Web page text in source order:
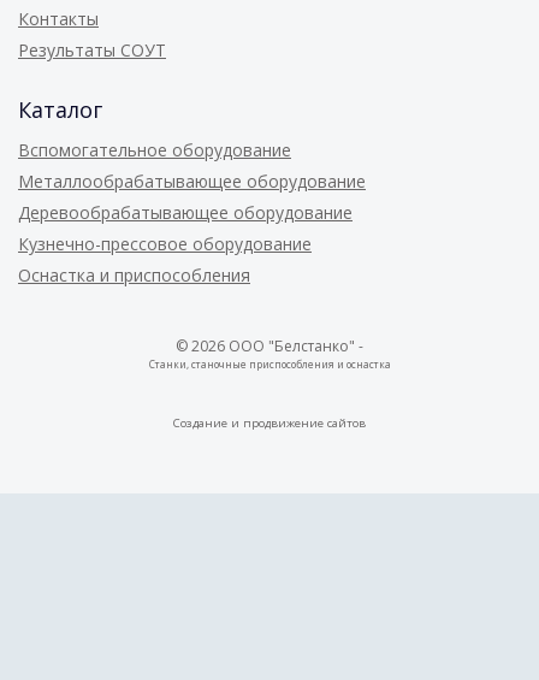
Контакты
Результаты СОУТ
Каталог
Вспомогательное оборудование
Металлообрабатывающее оборудование
Деревообрабатывающее оборудование
Кузнечно-прессовое оборудование
Оснастка и приспособления
© 2026 ООО "Белстанко" -
Станки, станочные приспособления и оснастка
Создание и продвижение сайтов